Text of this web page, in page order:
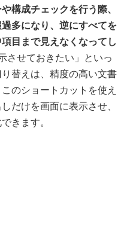
構成チェックを行う際、
多になり、逆にすべてを
目まで見えなくなってし
させておきたい」といっ
替えは、精度の高い文書
のショートカットを使え
だけを画面に表示させ、
きます。